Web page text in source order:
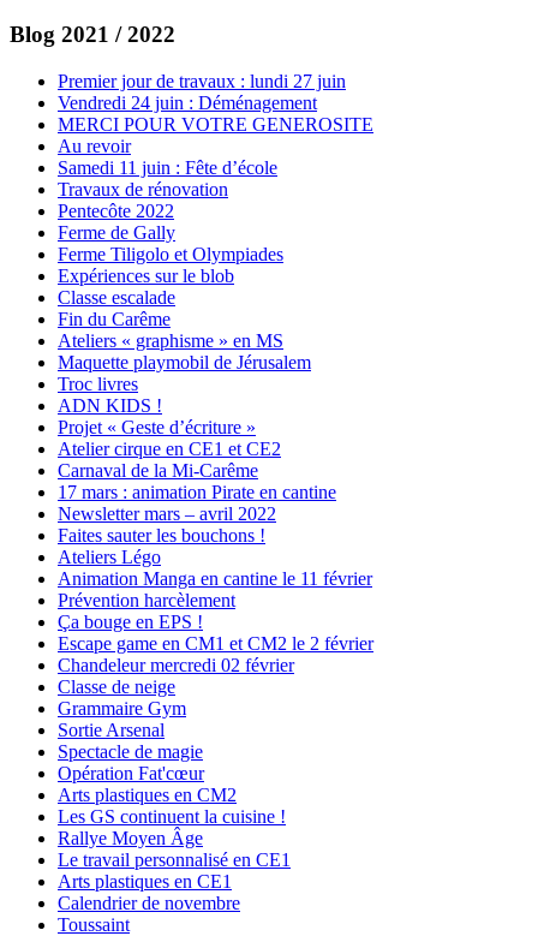
Blog 2021 / 2022
Premier jour de travaux : lundi 27 juin
Vendredi 24 juin : Déménagement
MERCI POUR VOTRE GENEROSITE
Au revoir
Samedi 11 juin : Fête d’école
Travaux de rénovation
Pentecôte 2022
Ferme de Gally
Ferme Tiligolo et Olympiades
Expériences sur le blob
Classe escalade
Fin du Carême
Ateliers « graphisme » en MS
Maquette playmobil de Jérusalem
Troc livres
ADN KIDS !
Projet « Geste d’écriture »
Atelier cirque en CE1 et CE2
Carnaval de la Mi-Carême
17 mars : animation Pirate en cantine
Newsletter mars – avril 2022
Faites sauter les bouchons !
Ateliers Légo
Animation Manga en cantine le 11 février
Prévention harcèlement
Ça bouge en EPS !
Escape game en CM1 et CM2 le 2 février
Chandeleur mercredi 02 février
Classe de neige
Grammaire Gym
Sortie Arsenal
Spectacle de magie
Opération Fat'cœur
Arts plastiques en CM2
Les GS continuent la cuisine !
Rallye Moyen Âge
Le travail personnalisé en CE1
Arts plastiques en CE1
Calendrier de novembre
Toussaint